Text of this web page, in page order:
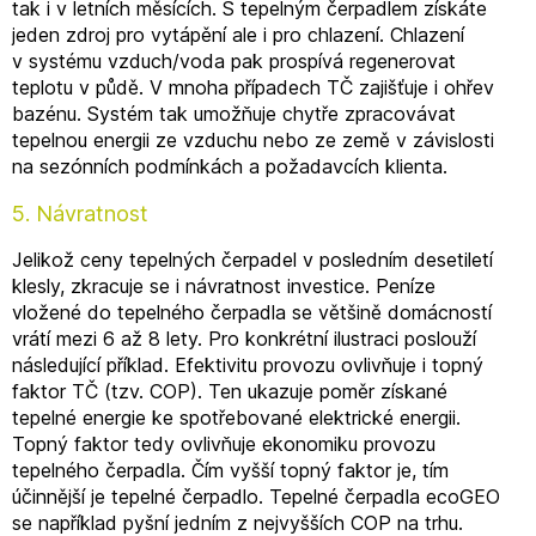
tak i v letních měsících. S tepelným čerpadlem získáte
jeden zdroj pro vytápění ale i pro chlazení. Chlazení
v systému vzduch/voda pak prospívá regenerovat
teplotu v půdě. V mnoha případech TČ zajišťuje i ohřev
bazénu. Systém tak umožňuje chytře zpracovávat
tepelnou energii ze vzduchu nebo ze země v závislosti
na sezónních podmínkách a požadavcích klienta.
5. Návratnost
Jelikož ceny tepelných čerpadel v posledním desetiletí
klesly, zkracuje se i návratnost investice. Peníze
vložené do tepelného čerpadla se většině domácností
vrátí mezi 6 až 8 lety. Pro konkrétní ilustraci poslouží
následující příklad. Efektivitu provozu ovlivňuje i topný
faktor TČ (tzv. COP). Ten ukazuje poměr získané
tepelné energie ke spotřebované elektrické energii.
Topný faktor tedy ovlivňuje ekonomiku provozu
tepelného čerpadla. Čím vyšší topný faktor je, tím
účinnější je tepelné čerpadlo. Tepelné čerpadla ecoGEO
se například pyšní jedním z nejvyšších COP na trhu.